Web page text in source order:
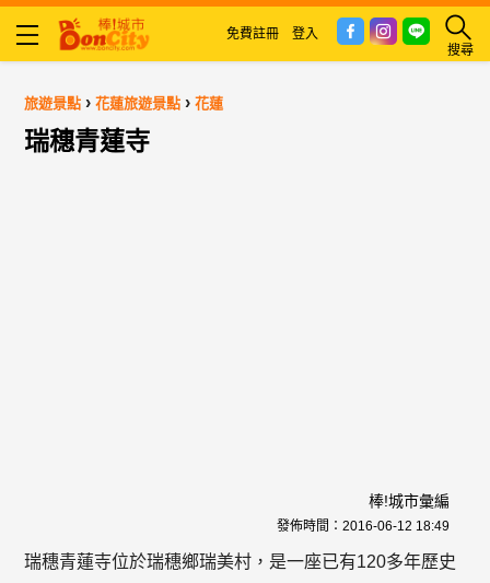
搜尋
免費註冊 登入
旅遊景點 ›花蓮旅遊景點 ›花蓮
瑞穗青蓮寺
棒!城市彙編
發佈時間： 2016-06-12 18:49
瑞穗青蓮寺位於瑞穗鄉瑞美村，是一座已有120多年歷史